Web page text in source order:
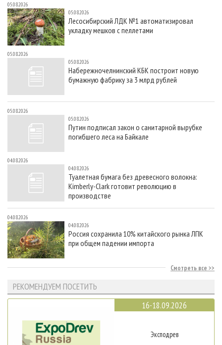
05.08.2026
05.08.2026
Лесосибирский ЛДК №1 автоматизировал
укладку мешков с пеллетами
05.08.2026
05.08.2026
Набережночелнинский КБК построит новую
бумажную фабрику за 3 млрд рублей
05.08.2026
05.08.2026
Путин подписал закон о санитарной вырубке
погибшего леса на Байкале
04.08.2026
04.08.2026
Туалетная бумага без древесного волокна:
Kimberly-Clark готовит революцию в
производстве
04.08.2026
04.08.2026
Россия сохранила 10% китайского рынка ЛПК
при общем падении импорта
Смотреть все
РЕКОМЕНДУЕМ ПОСЕТИТЬ
16-18.09.2026
Эксподрев